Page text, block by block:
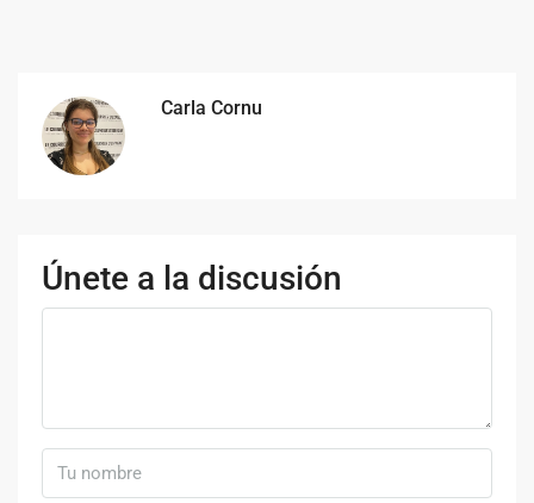
Carla Cornu
Únete a la discusión